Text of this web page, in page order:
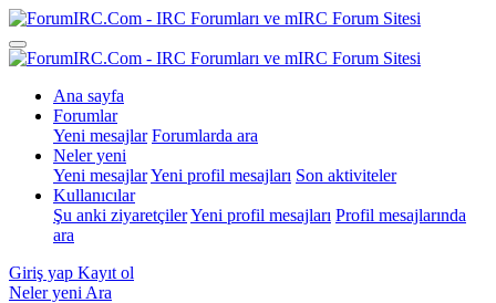
Ana sayfa
Forumlar
Yeni mesajlar Forumlarda ara
Neler yeni
Yeni mesajlarYeni profil mesajları Son aktiviteler
Kullanıcılar
Şu anki ziyaretçilerYeni profil mesajları Profil mesajlarında
ara
Giriş yap Kayıt ol
Neler yeni Ara